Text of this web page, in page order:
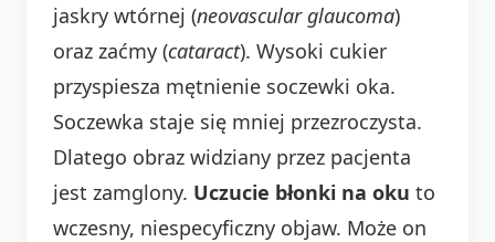
jaskry wtórnej (neovascular glaucoma)
oraz zaćmy (cataract). Wysoki cukier
przyspiesza mętnienie soczewki oka.
Soczewka staje się mniej przezroczysta.
Dlatego obraz widziany przez pacjenta
jest zamglony. Uczucie błonki na oku to
wczesny, niespecyficzny objaw. Może on